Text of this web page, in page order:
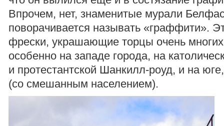
Впрочем, нет, знаменитые мурали
поворачивается называть «граффити».
фрески, украшающие торцы очень
особенно на западе города, на
и протестантской Шанкилл-роуд, и на
(со смешанным населением).